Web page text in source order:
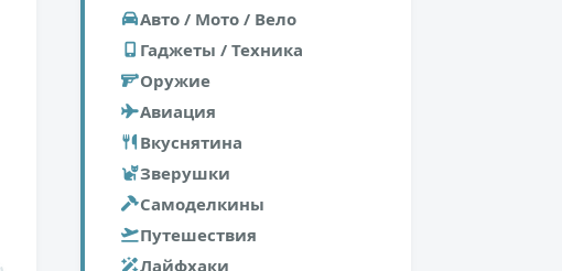
Авто / Мото / Вело
Гаджеты / Техника
Оружие
Авиация
Вкуснятина
Зверушки
Самоделкины
Путешествия
Лайфхаки